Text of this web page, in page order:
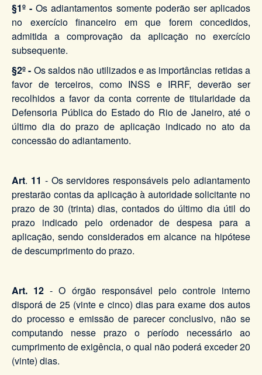
§1º - Os adiantamentos somente poderão ser aplicados
no exercício financeiro em que forem concedidos,
admitida a comprovação da aplicação no exercício
subsequente.
§2º - Os saldos não utilizados e as importâncias retidas a
favor de terceiros, como INSS e IRRF, deverão ser
recolhidos a favor da conta corrente de titularidade da
Defensoria Pública do Estado do Rio de Janeiro, até o
último dia do prazo de aplicação indicado no ato da
concessão do adiantamento.
Art. 11 - Os servidores responsáveis pelo adiantamento
prestarão contas da aplicação à autoridade solicitante no
prazo de 30 (trinta) dias, contados do último dia útil do
prazo indicado pelo ordenador de despesa para a
aplicação, sendo considerados em alcance na hipótese
de descumprimento do prazo.
Art. 12- O órgão responsável pelo controle interno
disporá de 25 (vinte e cinco) dias para exame dos autos
do processo e emissão de parecer conclusivo, não se
computando nesse prazo o período necessário ao
cumprimento de exigência, o qual não poderá exceder 20
(vinte) dias.